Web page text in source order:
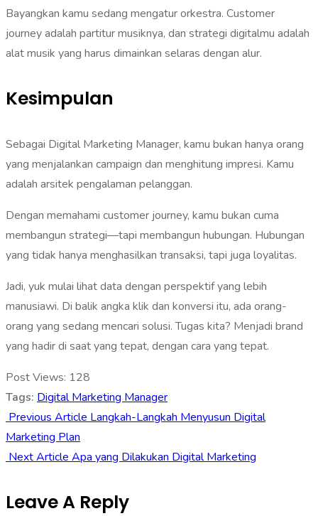
Bayangkan kamu sedang mengatur orkestra. Customer
journey adalah partitur musiknya, dan strategi digitalmu adalah
alat musik yang harus dimainkan selaras dengan alur.
Kesimpulan
Sebagai Digital Marketing Manager, kamu bukan hanya orang
yang menjalankan campaign dan menghitung impresi. Kamu
adalah arsitek pengalaman pelanggan.
Dengan memahami customer journey, kamu bukan cuma
membangun strategi—tapi membangun hubungan. Hubungan
yang tidak hanya menghasilkan transaksi, tapi juga loyalitas.
Jadi, yuk mulai lihat data dengan perspektif yang lebih
manusiawi. Di balik angka klik dan konversi itu, ada orang-
orang yang sedang mencari solusi. Tugas kita? Menjadi brand
yang hadir di saat yang tepat, dengan cara yang tepat.
Post Views: 128
Tags: Digital Marketing Manager
Previous Article Langkah-Langkah Menyusun Digital
Marketing Plan
Next Article Apa yang Dilakukan Digital Marketing
Leave A Reply